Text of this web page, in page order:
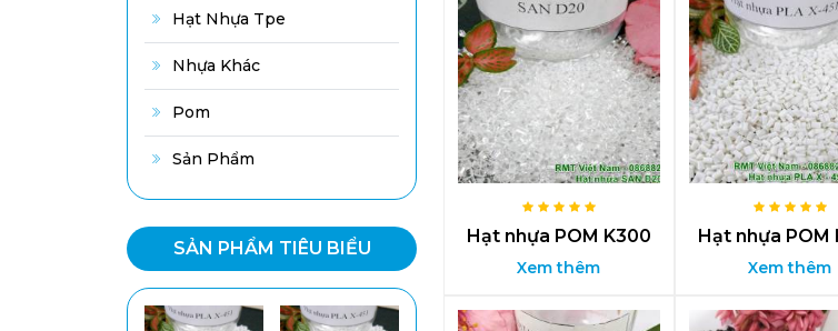
Hạt Nhựa Tpe
Nhựa Khác
Pom
Sản Phẩm
SẢN PHẨM TIÊU BIỂU
Hạt nhựa POM K300
Xem thêm
Hạt nhựa POM
Xem thêm